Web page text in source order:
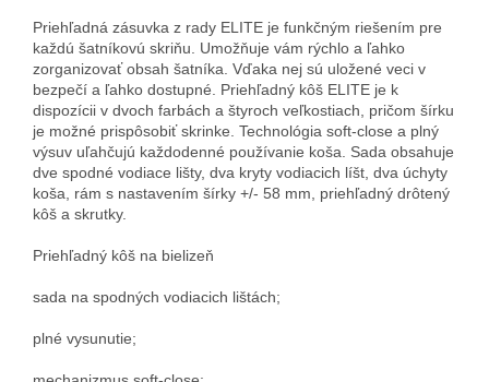
Priehľadná zásuvka z rady ELITE je funkčným riešením pre
každú šatníkovú skriňu. Umožňuje vám rýchlo a ľahko
zorganizovať obsah šatníka. Vďaka nej sú uložené veci v
bezpečí a ľahko dostupné. Priehľadný kôš ELITE je k
dispozícii v dvoch farbách a štyroch veľkostiach, pričom šírku
je možné prispôsobiť skrinke. Technológia soft-close a plný
výsuv uľahčujú každodenné používanie koša. Sada obsahuje
dve spodné vodiace lišty, dva kryty vodiacich líšt, dva úchyty
koša, rám s nastavením šírky +/- 58 mm, priehľadný drôtený
kôš a skrutky.
Priehľadný kôš na bielizeň
sada na spodných vodiacich lištách;
plné vysunutie;